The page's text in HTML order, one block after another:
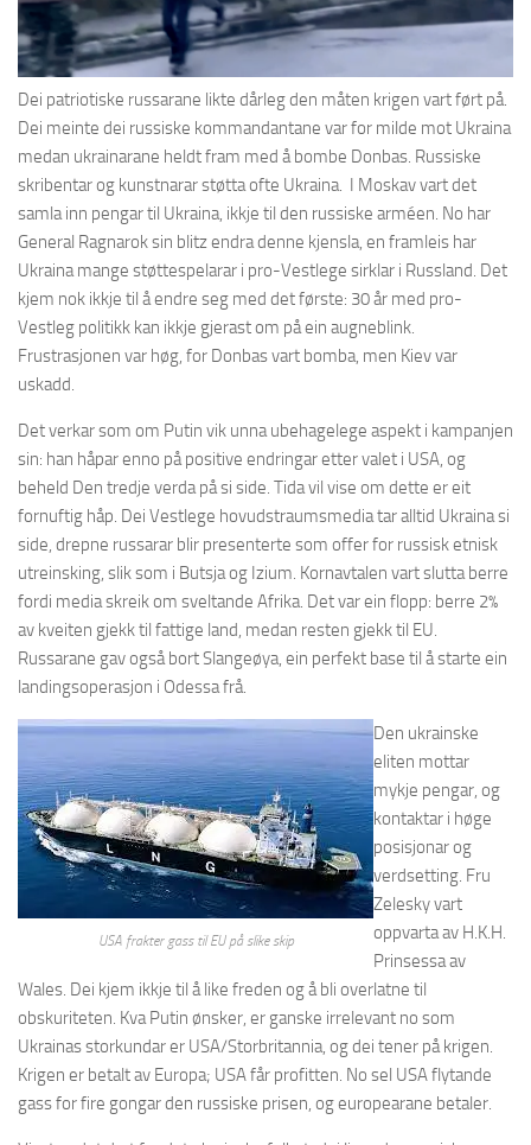
Dei patriotiske russarane likte dårleg den måten krigen vart ført på.
Dei meinte dei russiske kommandantane var for milde mot Ukraina
medan ukrainarane heldt fram med å bombe Donbas. Russiske
skribentar og kunstnarar støtta ofte Ukraina. I Moskav vart det
samla inn pengar til Ukraina, ikkje til den russiske arméen. No har
General Ragnarok sin blitz endra denne kjensla, en framleis har
Ukraina mange støttespelarar i pro-Vestlege sirklar i Russland. Det
kjem nok ikkje til å endre seg med det første: 30 år med pro-
Vestleg politikk kan ikkje gjerast om på ein augneblink.
Frustrasjonen var høg, for Donbas vart bomba, men Kiev var
uskadd.
Det verkar som om Putin vik unna ubehagelege aspekt i kampanjen
sin: han håpar enno på positive endringar etter valet i USA, og
beheld Den tredje verda på si side. Tida vil vise om dette er eit
fornuftig håp. Dei Vestlege hovudstraumsmedia tar alltid Ukraina si
side, drepne russarar blir presenterte som offer for russisk etnisk
utreinsking, slik som i Butsja og Izium. Kornavtalen vart slutta berre
fordi media skreik om sveltande Afrika. Det var ein flopp: berre 2%
av kveiten gjekk til fattige land, medan resten gjekk til EU.
Russarane gav også bort Slangeøya, ein perfekt base til å starte ein
landingsoperasjon i Odessa frå.
USA frakter gass til EU på slike skip
Den ukrainske
eliten mottar
mykje pengar, og
kontaktar i høge
posisjonar og
verdsetting. Fru
Zelesky vart
oppvarta av H.K.H.
Prinsessa av
Wales. Dei kjem ikkje til å like freden og å bli overlatne til
obskuriteten. Kva Putin ønsker, er ganske irrelevant no som
Ukrainas storkundar er USA/Storbritannia, og dei tener på krigen.
Krigen er betalt av Europa; USA får profitten. No sel USA flytande
gass for fire gongar den russiske prisen, og europearane betaler.